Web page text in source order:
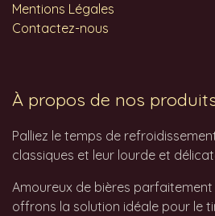
Mentions Légales
Contactez-nous
À propos de nos
Palliez le temps de
classiques et leur lourde et
Amoureux de bières parfaitement
offrons la solution idéale pour le